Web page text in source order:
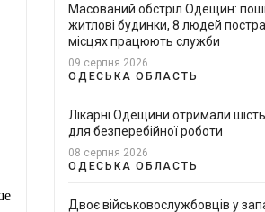
Масований обстріл Одещин:
житлові будинки, 8 людей
місцях працюють служби
09 серпня 2026
ОДЕСЬКА ОБЛАСТЬ
Лікарні Одещини отримали
для безперебійної роботи
08 серпня 2026
ОДЕСЬКА ОБЛАСТЬ
Двоє військовослужбовців у